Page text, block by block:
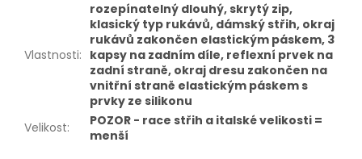
Vlastnosti:
rozepínatelný dlouhý, skrytý zip,
klasický typ rukávů, dámský střih, okraj
rukávů zakončen elastickým páskem, 3
kapsy na zadním díle, reflexní prvek na
zadní straně, okraj dresu zakončen na
vnitřní straně elastickým páskem s
prvky ze silikonu
Velikost:
POZOR - race střih a italské velikosti =
menší